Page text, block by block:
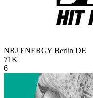
NRJ ENERGY Berlin DE
71K
6